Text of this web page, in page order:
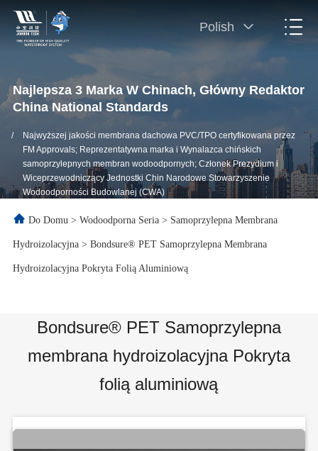
Polish
Najlepsza 3 Marka W Chinach, Główny Redaktor
China National Standards
/
Najwyższej jakości membrana dachowa PVC/TPO certyfikowana przez
FM Approvals; Reprezentatywna marka i Wynalazca chińskich
samoprzylepnych membran wodoodpornych; Członek Prezydium i
Wiceprzewodniczący Jednostki Chin Narodowe Stowarzyszenie
Wodoodporności Budowlanej (CWA)
Do Domu > Wodoodporna Seria > Samoprzylepna Membrana
Hydroizolacyjna > Bondsure® PET Samoprzylepna Membrana
Hydroizolacyjna Pokryta Folią Aluminiową
Bondsure® PET Samoprzylepna
membrana hydroizolacyjna Pokryta
folią aluminiową